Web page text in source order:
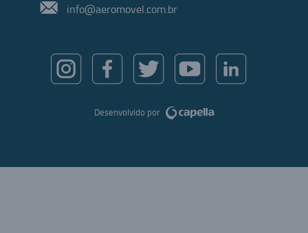
info@aeromovel.com.br
Desenvolvido por